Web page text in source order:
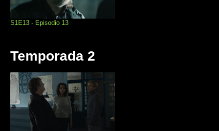
S1E13 - Episodio 13
Temporada 2